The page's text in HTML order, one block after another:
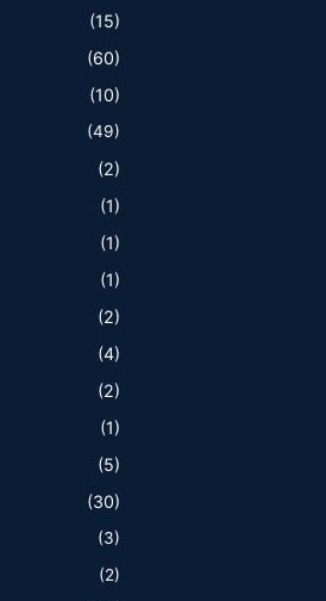
(15)
(60)
(10)
(49)
(2)
(1)
(1)
(1)
(2)
(4)
(2)
(1)
(5)
(30)
(3)
(2)